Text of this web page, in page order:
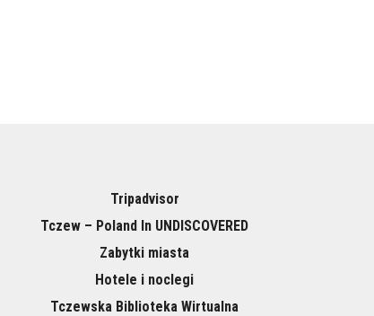
Tripadvisor
Tczew – Poland In UNDISCOVERED
Zabytki miasta
Hotele i noclegi
Tczewska Biblioteka Wirtualna